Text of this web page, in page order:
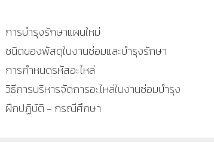
การบำรุงรักษาแผนใหม่
ชนิดของพัสดุในงานซ่อมและบำรุงรักษา
การกำหนดรหัสอะไหล่
วิธีการบริหารจัดการอะไหล่ในงานซ่อมบำรุง
ฝึกปฏิบัติ - กรณีศึกษา